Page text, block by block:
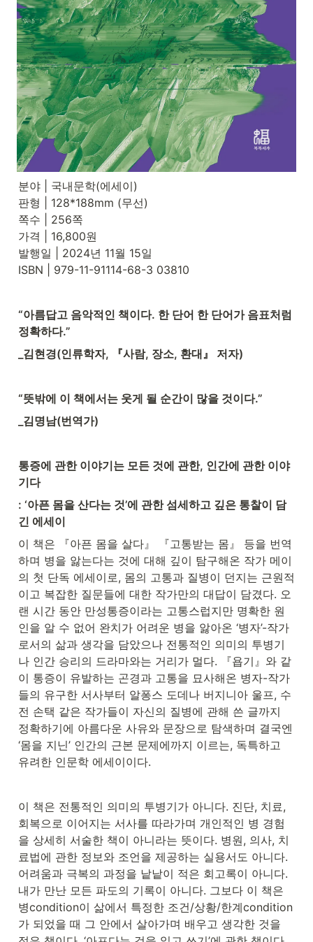
분야 | 국내문학(에세이)
판형 | 128*188mm (무선)
쪽수 | 256쪽
가격 | 16,800원
발행일 | 2024년 11월 15일
ISBN | 979-11-91114-68-3 03810
“아름답고 음악적인 책이다. 한 단어 한 단어가 음표처럼
정확하다.”
_김현경(인류학자, 『사람, 장소, 환대』 저자)
“뜻밖에 이 책에서는 웃게 될 순간이 많을 것이다.”
_김명남(번역가)
통증에 관한 이야기는 모든 것에 관한, 인간에 관한 이야
기다
: ‘아픈 몸을 산다는 것’에 관한 섬세하고 깊은 통찰이 담
긴 에세이
이 책은 『아픈 몸을 살다』 『고통받는 몸』 등을 번역
하며 병을 앓는다는 것에 대해 깊이 탐구해온 작가 메이
의 첫 단독 에세이로, 몸의 고통과 질병이 던지는 근원적
이고 복잡한 질문들에 대한 작가만의 대답이 담겼다. 오
랜 시간 동안 만성통증이라는 고통스럽지만 명확한 원
인을 알 수 없어 완치가 어려운 병을 앓아온 ‘병자’-작가
로서의 삶과 생각을 담았으나 전통적인 의미의 투병기
나 인간 승리의 드라마와는 거리가 멀다. 『욥기』와 같
이 통증이 유발하는 곤경과 고통을 묘사해온 병자-작가
들의 유구한 서사부터 알퐁스 도데나 버지니아 울프, 수
전 손택 같은 작가들이 자신의 질병에 관해 쓴 글까지
정확하기에 아름다운 사유와 문장으로 탐색하며 결국엔
‘몸을 지닌’ 인간의 근본 문제에까지 이르는, 독특하고
유려한 인문학 에세이이다.
이 책은 전통적인 의미의 투병기가 아니다. 진단, 치료,
회복으로 이어지는 서사를 따라가며 개인적인 병 경험
을 상세히 서술한 책이 아니라는 뜻이다. 병원, 의사, 치
료법에 관한 정보와 조언을 제공하는 실용서도 아니다.
어려움과 극복의 과정을 낱낱이 적은 회고록이 아니다.
내가 만난 모든 파도의 기록이 아니다. 그보다 이 책은
병condition이 삶에서 특정한 조건/상황/한계condition
가 되었을 때 그 안에서 살아가며 배우고 생각한 것을